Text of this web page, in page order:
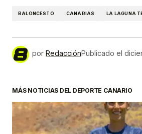
BALONCESTO CANARIAS LA LAGUNA
por RedacciónPublicado el
MÁS NOTICIAS DEL DEPORTE CANARIO